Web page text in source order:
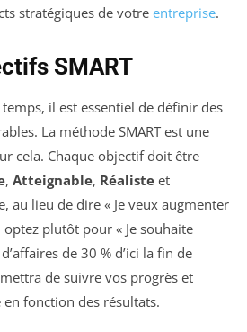
stratégiques de votre entreprise.
SMART
il est essentiel de définir des
La méthode SMART est une
cela. Chaque objectif doit être
, Atteignable, Réaliste et
au lieu de dire « Je veux augmenter
optez plutôt pour « Je souhaite
de 30 % d’ici la fin de
de suivre vos progrès et
en fonction des résultats.